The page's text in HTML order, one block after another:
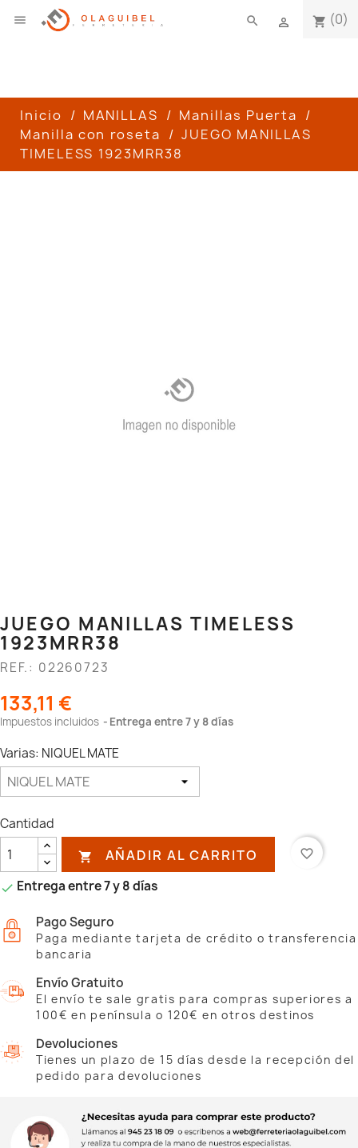
 shopping_cart (0)

search
Inicio MANILLAS
Manillas Puerta
Manilla con roseta
JUEGO MANILLAS
TIMELESS 1923MRR38
JUEGO MANILLAS TIMELESS
1923MRR38
REF.: 02260723
133,11 €
Impuestos incluidos Entrega entre 7 y 8 días
Varias: NIQUEL MATE
Cantidad
 AÑADIR AL CARRITO favorite_border
 Entrega entre 7 y 8 días
Pago Seguro
Paga mediante tarjeta de crédito o transferencia
bancaria
Envío Gratuito
El envío te sale gratis para compras superiores a
100€ en península o 120€ en otros destinos
Devoluciones
Tienes un plazo de 15 días desde la recepción del
pedido para devoluciones